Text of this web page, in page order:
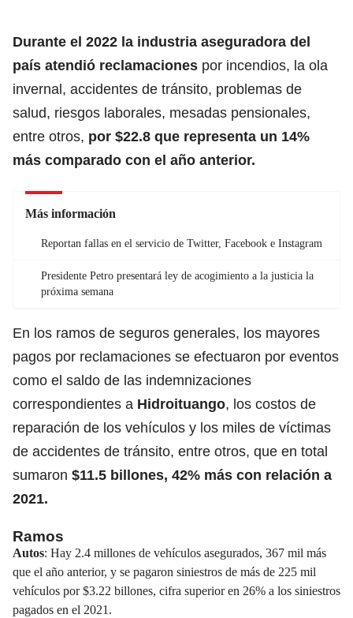
Durante el 2022 la industria aseguradora del
país atendió reclamaciones por incendios, la ola
invernal, accidentes de tránsito, problemas de
salud, riesgos laborales, mesadas pensionales,
entre otros, por $22.8 que representa un 14%
más comparado con el año anterior.
Más información
Reportan fallas en el servicio de Twitter, Facebook e Instagram
Presidente Petro presentará ley de acogimiento a la justicia la
próxima semana
En los ramos de seguros generales, los mayores
pagos por reclamaciones se efectuaron por eventos
como el saldo de las indemnizaciones
correspondientes a Hidroituango, los costos de
reparación de los vehículos y los miles de víctimas
de accidentes de tránsito, entre otros, que en total
sumaron $11.5 billones, 42% más con relación a
2021.
Ramos
Autos: Hay 2.4 millones de vehículos asegurados, 367 mil más
que el año anterior, y se pagaron siniestros de más de 225 mil
vehículos por $3.22 billones, cifra superior en 26% a los siniestros
pagados en el 2021.